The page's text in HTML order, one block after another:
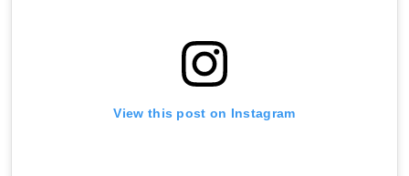
View this post on Instagram